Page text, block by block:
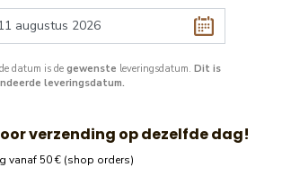
datum is de gewenste leveringsdatum. Dit is
leveringsdatum.
verzending op dezelfde dag!
vanaf 50 € (shop orders)